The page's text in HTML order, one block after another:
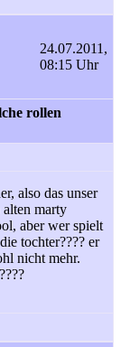
24.07.2011,
08:15 Uhr
rollen
also das unser
marty
aber wer spielt
tochter???? er
nicht mehr.